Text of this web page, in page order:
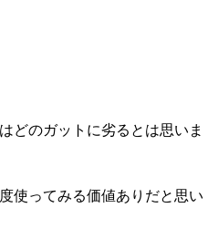
どのガットに劣るとは思いま
使ってみる価値ありだと思い